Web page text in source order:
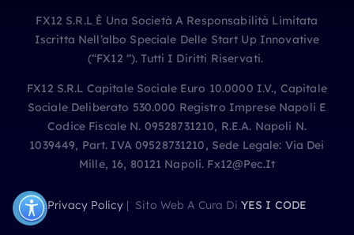
FX12 S.r.l È Una Società A Responsabilità Limitata
Iscritta Nell’albo Speciale Delle Start Up Innovative
(“FX12 “). Tutti I Diritti Riservati.
FX12 S.r.l Capitale Sociale Euro 10.0000 I.v., Capitale
Sociale Deliberato 530.000 Registro Imprese Napoli E
Codice Fiscale N. 09528731210, R.E.A. Napoli N.
1039449, Part. IVA 09528731210, Sede Legale: Via Dei
Mille, 16, 80121 Napoli. Fx12@pec.it
Privacy Policy| Sito Web A Cura Di YES I CODE